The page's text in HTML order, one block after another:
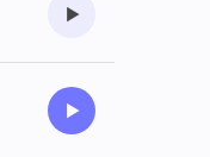
수강준비
수강준비